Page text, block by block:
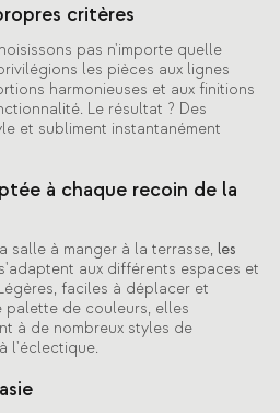
critères
pas n'importe quelle
les pièces aux lignes
harmonieuses et aux finitions
Le résultat ? Des
et subliment instantanément
à chaque recoin de la
salle à manger à la terrasse, les
s'adaptent aux différents espaces et
faciles à déplacer et
palette de couleurs, elles
à de nombreux styles de
l'éclectique.